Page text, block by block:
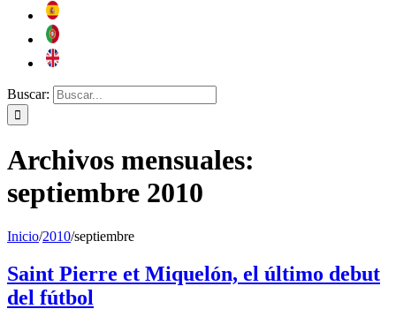
Buscar:
Archivos mensuales:
septiembre 2010
Inicio/2010/septiembre
Saint Pierre et Miquelón, el último debut
del fútbol